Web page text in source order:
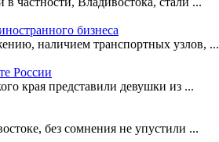
бизнеса
наличием транспортных узлов, ...
России
края представили девушки из ...
без сомнения не упустили ...